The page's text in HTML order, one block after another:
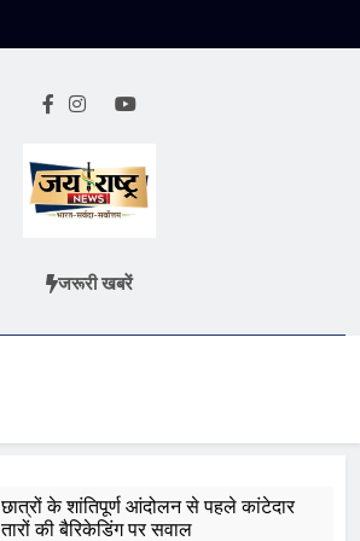
Jai Rashtra
हिंदी समाचार
जरूरी खबरें
छात्रों के शांतिपूर्ण आंदोलन से पहले कांटेदार
तारों की बैरिकेडिंग पर सवाल